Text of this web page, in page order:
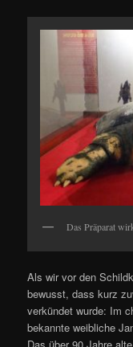
Das Präparat
Als wir vor den
bewusst, dass kurz
verkündet wurde: Im
bekannte weibliche